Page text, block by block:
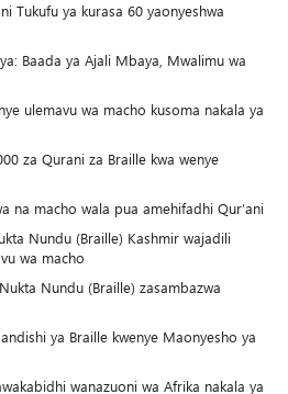
Tukufu ya kurasa 60 yaonyeshwa
Baada ya Ajali Mbaya, Mwalimu wa
ulemavu wa macho kusoma nakala ya
za Qurani za Braille kwa wenye
na macho wala pua amehifadhi Qur’ani
Nundu (Braille) Kashmir wajadili
wa macho
Nundu (Braille) zasambazwa
ya Braille kwenye Maonyesho ya
wanazuoni wa Afrika nakala ya